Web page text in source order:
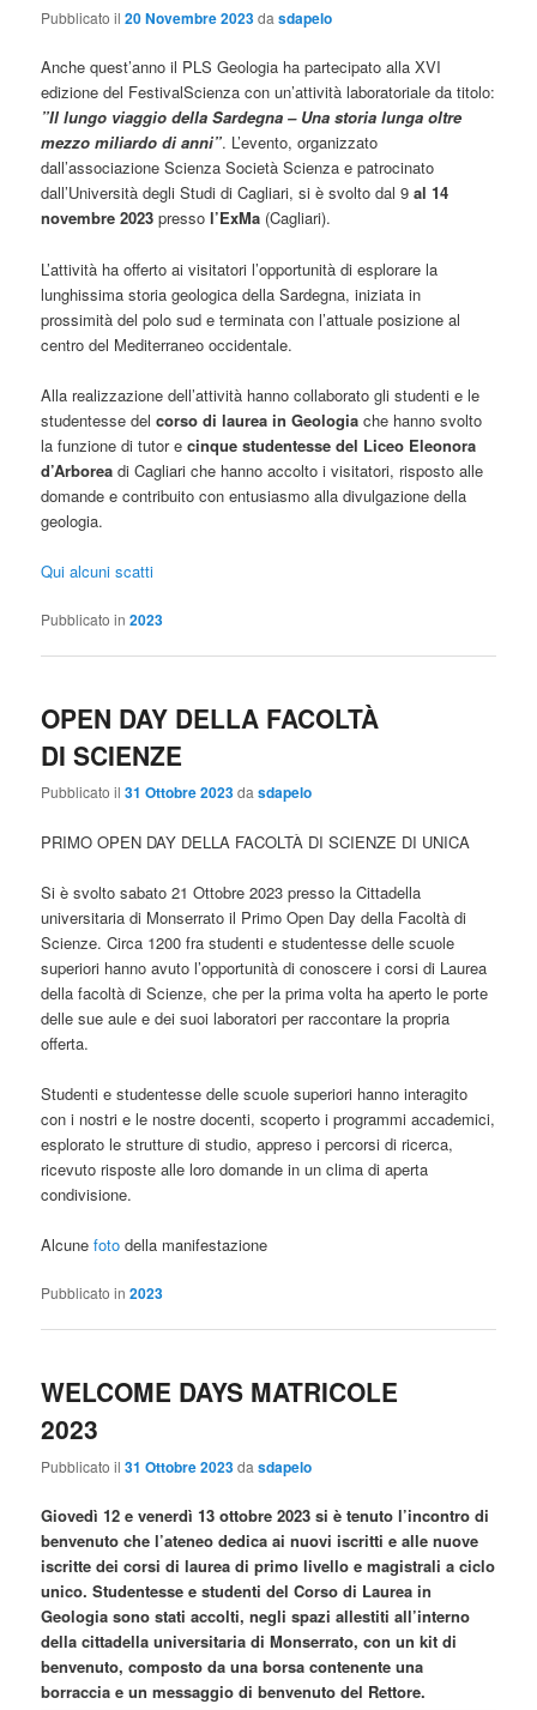
Pubblicato il20 Novembre 2023dasdapelo
Anche quest’anno il PLS Geologia ha partecipato alla XVI
edizione del FestivalScienza con un’attività laboratoriale da titolo:
”Il lungo viaggio della Sardegna – Una storia lunga oltre
mezzo miliardo di anni”. L’evento, organizzato
dall’associazione Scienza Società Scienza e patrocinato
dall’Università degli Studi di Cagliari, si è svolto dal 9 al 14
novembre 2023 pressol’ExMa (Cagliari).
L’attività ha offerto ai visitatori l’opportunità di esplorare la
lunghissima storia geologica della Sardegna, iniziata in
prossimità del polo sud e terminata con l’attuale posizione al
centro del Mediterraneo occidentale.
Alla realizzazione dell’attività hanno collaborato gli studenti e le
studentesse delcorso di laurea in Geologia che hanno svolto
la funzione di tutor ecinque studentesse del Liceo Eleonora
d’Arborea di Cagliari che hanno accolto i visitatori, risposto alle
domande e contribuito con entusiasmo alla divulgazione della
geologia.
Qui alcuni scatti
Pubblicato in 2023
OPEN DAY DELLA FACOLTÀ
DI SCIENZE
Pubblicato il31 Ottobre 2023dasdapelo
PRIMO OPEN DAY DELLA FACOLTÀ DI SCIENZE DI UNICA
Si è svolto sabato 21 Ottobre 2023 presso la Cittadella
universitaria di Monserrato il Primo Open Day della Facoltà di
Scienze. Circa 1200 fra studenti e studentesse delle scuole
superiori hanno avuto l’opportunità di conoscere i corsi di Laurea
della facoltà di Scienze, che per la prima volta ha aperto le porte
delle sue aule e dei suoi laboratori per raccontare la propria
offerta.
Studenti e studentesse delle scuole superiori hanno interagito
con i nostri e le nostre docenti, scoperto i programmi accademici,
esplorato le strutture di studio, appreso i percorsi di ricerca,
ricevuto risposte alle loro domande in un clima di aperta
condivisione.
Alcunefoto della manifestazione
Pubblicato in 2023
WELCOME DAYS MATRICOLE
2023
Pubblicato il31 Ottobre 2023dasdapelo
Giovedì 12 e venerdì 13 ottobre 2023 si è tenuto l’incontro di
benvenuto che l’ateneo dedica ai nuovi iscritti e alle nuove
iscritte dei corsi di laurea di primo livello e magistrali a ciclo
unico. Studentesse e studenti del Corso di Laurea in
Geologia sono stati accolti, negli spazi allestiti all’interno
della cittadella universitaria di Monserrato, con un kit di
benvenuto, composto da una borsa contenente una
borraccia e un messaggio di benvenuto del Rettore.